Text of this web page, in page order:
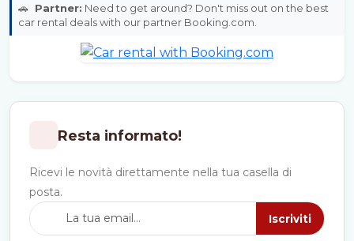
🚗 Partner: Need to get around? Don't miss out on the best
car rental deals with our partner Booking.com.
Resta informato!
Ricevi le novità direttamente nella tua casella di
posta.
Iscriviti